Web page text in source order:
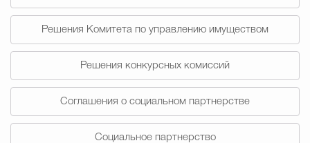
Градостроительство и
Государственные организации
Решения Комитета по управлению имуществом
Решения конкурсных комиссий
Соглашения о социальном партнерстве
Социальное партнерство